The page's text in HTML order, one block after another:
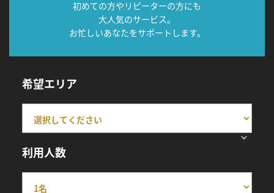
初めての方やリピーターの方にも
大人気のサービス。
お忙しいあなたをサポートします。
希望エリア
利用人数